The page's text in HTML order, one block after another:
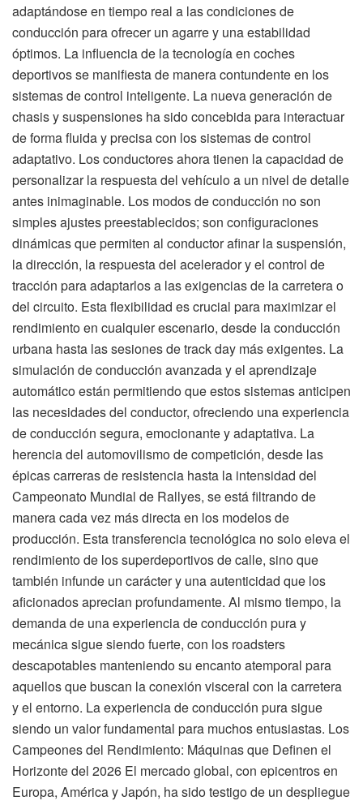
adaptándose en tiempo real a las condiciones de
conducción para ofrecer un agarre y una estabilidad
óptimos. La influencia de la tecnología en coches
deportivos se manifiesta de manera contundente en los
sistemas de control inteligente. La nueva generación de
chasis y suspensiones ha sido concebida para interactuar
de forma fluida y precisa con los sistemas de control
adaptativo. Los conductores ahora tienen la capacidad de
personalizar la respuesta del vehículo a un nivel de detalle
antes inimaginable. Los modos de conducción no son
simples ajustes preestablecidos; son configuraciones
dinámicas que permiten al conductor afinar la suspensión,
la dirección, la respuesta del acelerador y el control de
tracción para adaptarlos a las exigencias de la carretera o
del circuito. Esta flexibilidad es crucial para maximizar el
rendimiento en cualquier escenario, desde la conducción
urbana hasta las sesiones de track day más exigentes. La
simulación de conducción avanzada y el aprendizaje
automático están permitiendo que estos sistemas anticipen
las necesidades del conductor, ofreciendo una experiencia
de conducción segura, emocionante y adaptativa. La
herencia del automovilismo de competición, desde las
épicas carreras de resistencia hasta la intensidad del
Campeonato Mundial de Rallyes, se está filtrando de
manera cada vez más directa en los modelos de
producción. Esta transferencia tecnológica no solo eleva el
rendimiento de los superdeportivos de calle, sino que
también infunde un carácter y una autenticidad que los
aficionados aprecian profundamente. Al mismo tiempo, la
demanda de una experiencia de conducción pura y
mecánica sigue siendo fuerte, con los roadsters
descapotables manteniendo su encanto atemporal para
aquellos que buscan la conexión visceral con la carretera
y el entorno. La experiencia de conducción pura sigue
siendo un valor fundamental para muchos entusiastas. Los
Campeones del Rendimiento: Máquinas que Definen el
Horizonte del 2026 El mercado global, con epicentros en
Europa, América y Japón, ha sido testigo de un despliegue